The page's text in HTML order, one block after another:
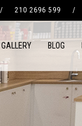
/ 210 2696 599 /
GALLERY BLOG